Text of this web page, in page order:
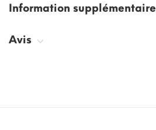
Information supplémentaire
Avis